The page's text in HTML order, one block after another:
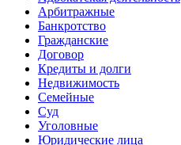
Арбитражные
Банкротство
Гражданские
Договор
Кредиты и долги
Недвижимость
Семейные
Суд
Уголовные
Юридические лица